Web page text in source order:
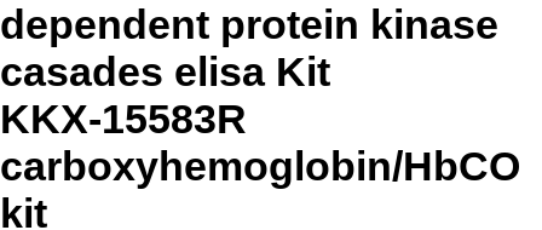
dependent protein kinase
casades elisa Kit
KKX-15583R
carboxyhemoglobin/HbCO
kit